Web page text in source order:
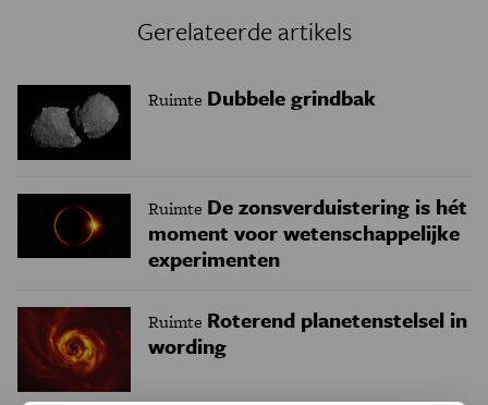
Gerelateerde artikels
Ruimte Dubbele grindbak
Ruimte De zonsverduistering is hét
moment voor wetenschappelijke
experimenten
Ruimte Roterend planetenstelsel in
wording